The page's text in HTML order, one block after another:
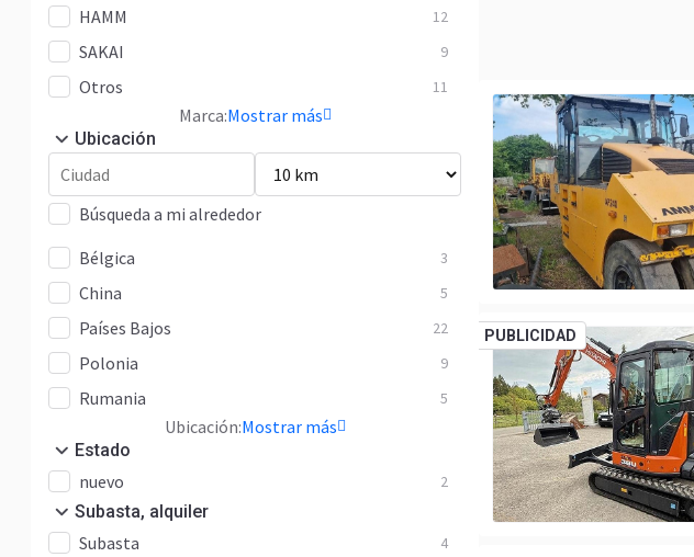
HAMM 12
SAKAI 9
Otros 11
Marca:Mostrar más
Ubicación
Búsqueda a mi alrededor
Bélgica
3
China 5
Países Bajos 22
Polonia 9
Rumania 5
Ubicación:Mostrar más
Estado
nuevo 2
Subasta, alquiler
Subasta 4
PUBLICIDAD